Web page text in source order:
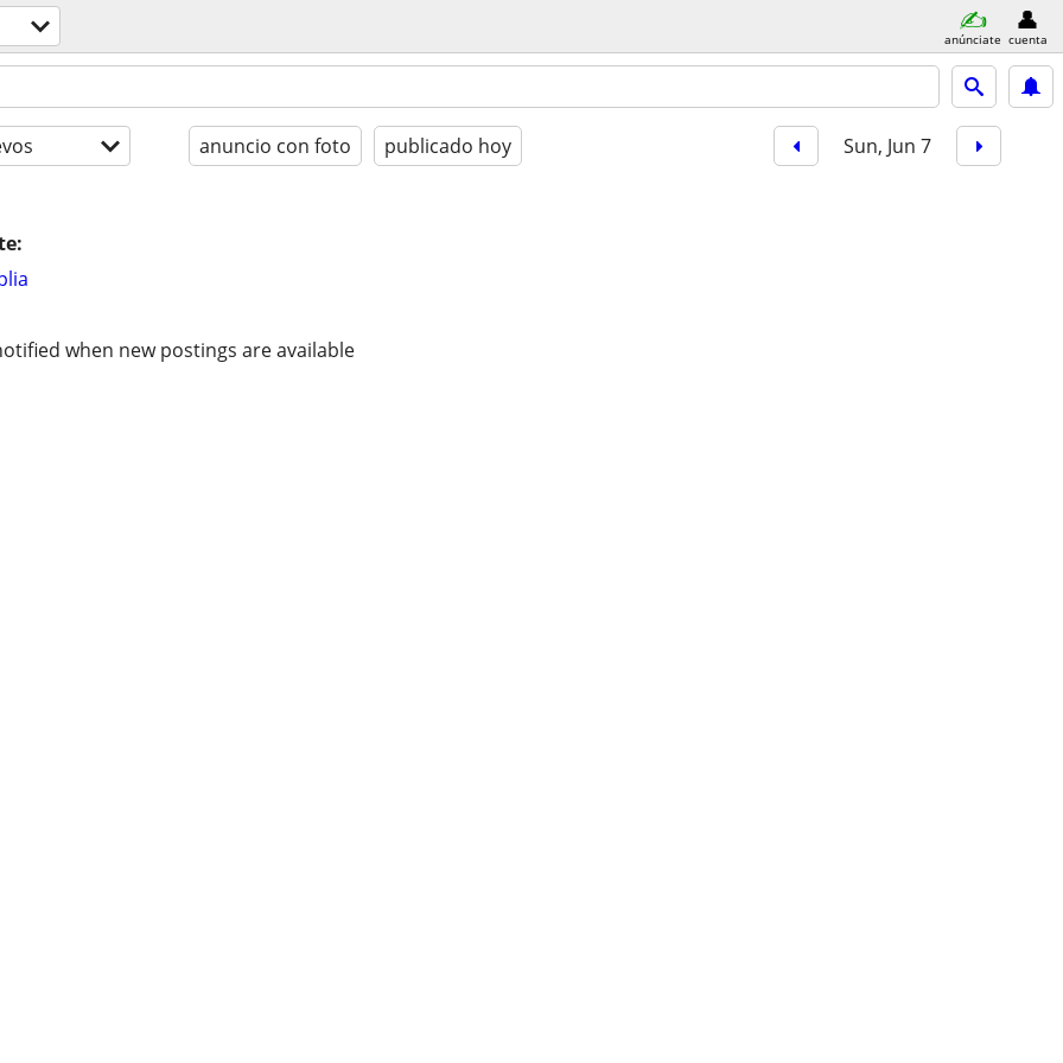
anúnciate cuenta
anuncio con foto publicado hoy Sun, Jun 7
when new postings are available